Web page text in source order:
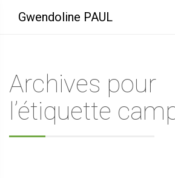
Gwendoline PAUL
Archives pour
l’étiquette